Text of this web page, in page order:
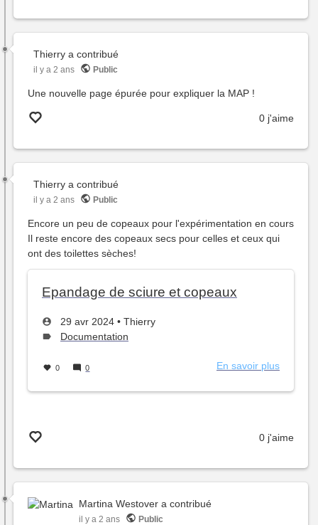
Thierry a contribué
il y a 2 ans Public
Une nouvelle page épurée pour expliquer la MAP !
0 j'aime
Thierry a contribué
il y a 2 ans Public
Encore un peu de copeaux pour l'expérimentation en cours
Il reste encore des copeaux secs pour celles et ceux qui
ont des toilettes sèches!
Epandage de sciure et copeaux
Créé
le
29 avr 2024 •
par
Thierry
Type
sujet :
Documentation
0 0 En savoir plus
de
copeaux
0 j'aime
Martina Westover a contribué
il y a 2 ans Public